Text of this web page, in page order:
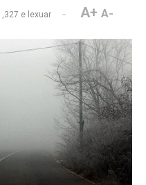
e lexuar A+ A-